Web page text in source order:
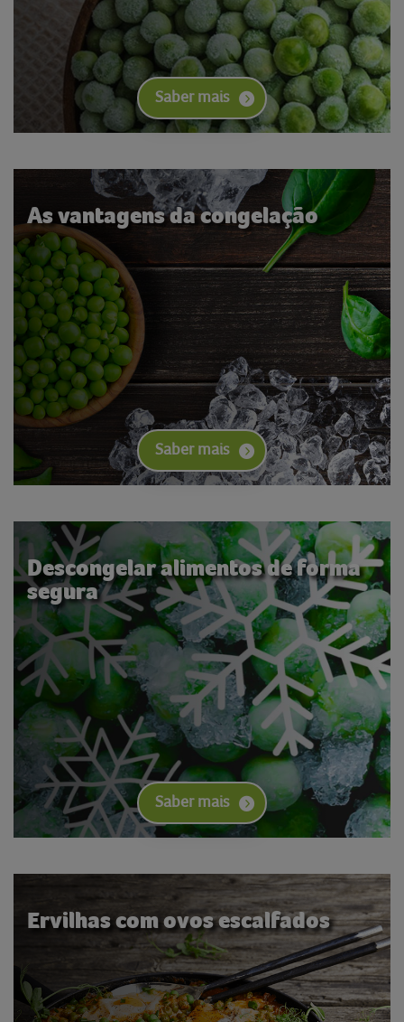
Ervilhas com ovos escalfados
As vantagens da congelação
Saber mais
Descongelar alimentos de forma
segura
Saber mais
Saber mais